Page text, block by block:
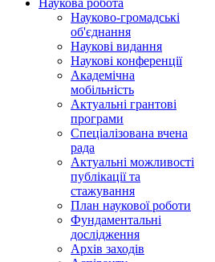
Наукова робота
Науково-громадські
об'єднання
Наукові видання
Наукові конференції
Академічна
мобільність
Актуальні грантові
програми
Спеціалізована вчена
рада
Актуальні можливості
публікації та
стажування
План наукової роботи
Фундаментальні
дослідження
Архів заходів